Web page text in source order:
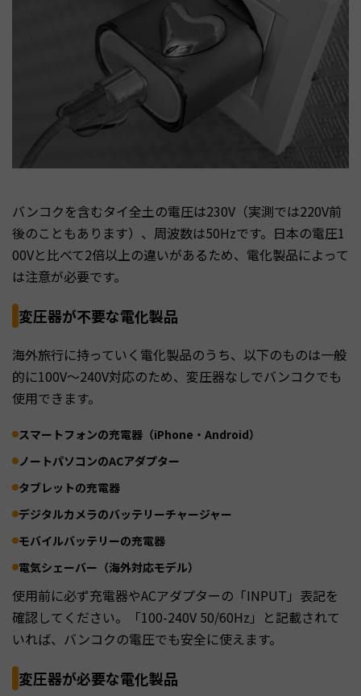
バンコクを含むタイ全土の電圧は230V（実測では220V前
後のこともあります）、周波数は50Hzです。日本の電圧1
00Vと比べて2倍以上の違いがあるため、電化製品によって
は注意が必要です。
変圧器が不要な電化製品
海外旅行に持っていく電化製品のうち、以下のものは一般
的に100V～240V対応のため、変圧器なしでバンコクでも
使用できます。
スマートフォンの充電器（iPhone・Android）
ノートパソコンのACアダプター
タブレットの充電器
デジタルカメラのバッテリーチャージャー
モバイルバッテリーの充電器
電気シェーバー（海外対応モデル）
使用前に必ず充電器やACアダプターの「INPUT」表記を
確認してください。「100-240V 50/60Hz」と記載されて
いれば、バンコクの電圧でも安全に使えます。
変圧器が必要な電化製品